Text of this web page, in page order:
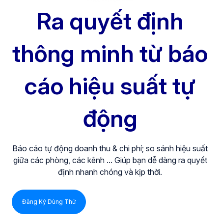
Ra quyết định
thông minh từ báo
cáo hiệu suất tự
động
Báo cáo tự động doanh thu & chi phí; so sánh hiệu suất
giữa các phòng, các kênh ... Giúp bạn dễ dàng ra quyết
định nhanh chóng và kịp thời.
Đăng Ký Dùng Thử